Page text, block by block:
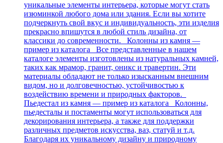
уникальные элементы интерьера, которые могут стать
изюминкой любого дома или здания. Если вы хотите
подчеркнуть свой вкус и индивидуальность, эти изделия
прекрасно впишутся в любой стиль дизайна, от
классики до современности. Колонны из камня —
пример из каталога Все представленные в нашем
каталоге элементы изготовлены из натуральных камней,
таких как мрамор, гранит, оникс и травертин. Эти
материалы обладают не только изысканным внешним
видом, но и долговечностью, устойчивостью к
воздействию времени и природных факторов.
Пьедестал из камня — пример из каталога Колонны,
пьедесталы и постаменты могут использоваться для
декорирования интерьера, а также для поддержки
различных предметов искусства, ваз, статуй и т.д.
Благодаря их уникальному дизайну и природному